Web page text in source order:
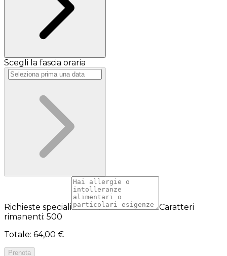
Scegli la fascia oraria
Richieste speciali
Caratteri
rimanenti: 500
Totale: 64,00 €
Prenota